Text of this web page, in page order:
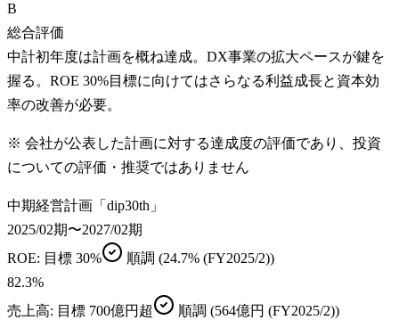
B
総合評価
中計初年度は計画を概ね達成。DX事業の拡大ペースが鍵を
握る。ROE 30%目標に向けてはさらなる利益成長と資本効
率の改善が必要。
※ 会社が公表した計画に対する達成度の評価であり、投資
についての評価・推奨ではありません
中期経営計画「dip30th」
2025/02期〜2027/02期
ROE: 目標 30% 順調 (24.7% (FY2025/2))
82.3%
売上高: 目標 700億円超 順調 (564億円 (FY2025/2))